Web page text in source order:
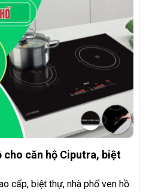
cho căn hộ Ciputra, biệt
cấp, biệt thự, nhà phố ven hồ